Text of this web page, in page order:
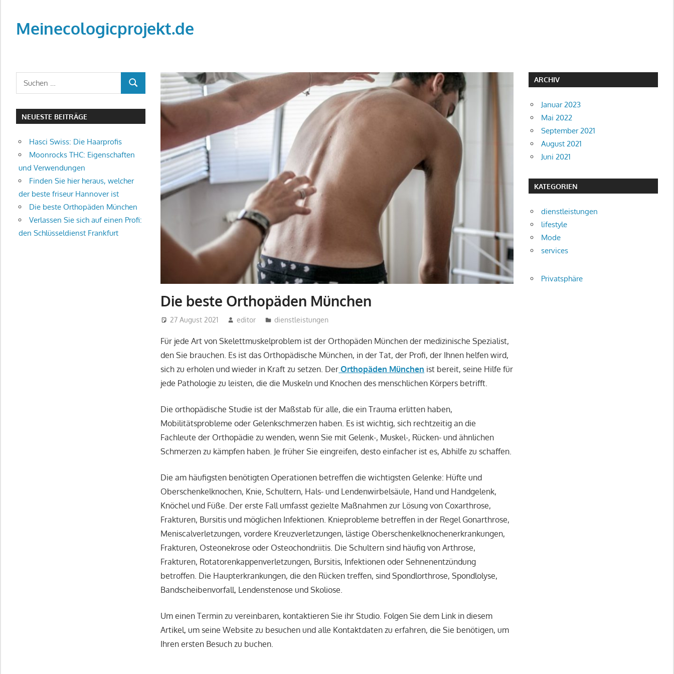
springenMeinecologicprojekt.de
Die beste Orthopäden München
27 August 2021 editor dienstleistungen
Für jede Art von Skelettmuskelproblem ist der Orthopäden München der medizinische Spezialist,
den Sie brauchen. Es ist das Orthopädische München, in der Tat, der Profi, der Ihnen helfen wird,
sich zu erholen und wieder in Kraft zu setzen. Der Orthopäden München ist bereit, seine Hilfe für
jede Pathologie zu leisten, die die Muskeln und Knochen des menschlichen Körpers betrifft.
Die orthopädische Studie ist der Maßstab für alle, die ein Trauma erlitten haben,
Mobilitätsprobleme oder Gelenkschmerzen haben. Es ist wichtig, sich rechtzeitig an die
Fachleute der Orthopädie zu wenden, wenn Sie mit Gelenk-, Muskel-, Rücken- und ähnlichen
Schmerzen zu kämpfen haben. Je früher Sie eingreifen, desto einfacher ist es, Abhilfe zu schaffen.
Die am häufigsten benötigten Operationen betreffen die wichtigsten Gelenke: Hüfte und
Oberschenkelknochen, Knie, Schultern, Hals- und Lendenwirbelsäule, Hand und Handgelenk,
Knöchel und Füße. Der erste Fall umfasst gezielte Maßnahmen zur Lösung von Coxarthrose,
Frakturen, Bursitis und möglichen Infektionen. Knieprobleme betreffen in der Regel Gonarthrose,
Meniscalverletzungen, vordere Kreuzverletzungen, lästige Oberschenkelknochenerkrankungen,
Frakturen, Osteonekrose oder Osteochondriitis. Die Schultern sind häufig von Arthrose,
Frakturen, Rotatorenkappenverletzungen, Bursitis, Infektionen oder Sehnenentzündung
betroffen. Die Haupterkrankungen, die den Rücken treffen, sind Spondlorthrose, Spondlolyse,
Bandscheibenvorfall, Lendenstenose und Skoliose.
Um einen Termin zu vereinbaren, kontaktieren Sie ihr Studio. Folgen Sie dem Link in diesem
Artikel, um seine Website zu besuchen und alle Kontaktdaten zu erfahren, die Sie benötigen, um
Ihren ersten Besuch zu buchen.
NEUESTE BEITRÄGE
Hasci Swiss: Die Haarprofis
Moonrocks THC: Eigenschaften
und Verwendungen
Finden Sie hier heraus, welcher
der beste friseur Hannover ist
Die beste Orthopäden München
Verlassen Sie sich auf einen Profi:
den Schlüsseldienst Frankfurt
ARCHIV
Januar 2023
Mai 2022
September 2021
August 2021
Juni 2021
KATEGORIEN
dienstleistungen
lifestyle
Mode
services
Privatsphäre